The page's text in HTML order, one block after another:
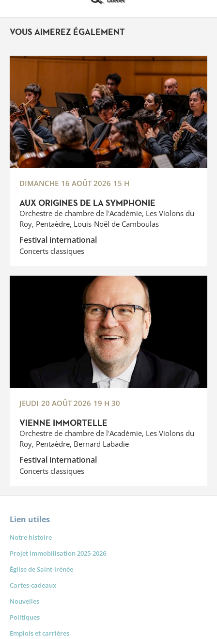
VOUS AIMEREZ ÉGALEMENT
AUX ORIGINES DE LA SYMPHONIE
Orchestre de chambre de l'Académie, Les Violons du
Roy, Pentaèdre, Louis-Noël de Camboulas
Festival international
Concerts classiques
DIMANCHE 16 AOÛT 2026 15 H
VIENNE IMMORTELLE
Orchestre de chambre de l'Académie, Les Violons du
Roy, Pentaèdre, Bernard Labadie
Festival international
Concerts classiques
JEUDI 20 AOÛT 2026 19 H 30
Lien utiles
Notre histoire
Projet immobilisation 2025-2026
Église de Saint-Irénée
Cartes-cadeaux
Nouvelles
Politiques
Emplois et carrières